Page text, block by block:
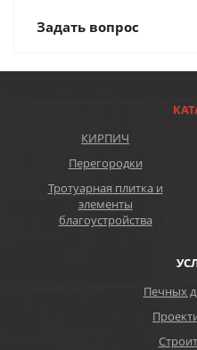
Задать вопрос
КИРПИЧ
Перегородки
Тротуарная плитка и
элементы
благоустройства
Печных